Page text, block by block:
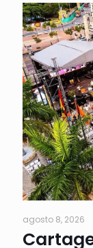
agosto 8, 2026